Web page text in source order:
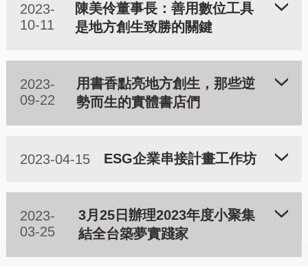
2023-
10-11
陳美伶董事長：善用數位工具
是地方創生致勝的關鍵
2023-
09-22
用書香點亮地方創生，那些逆
勢而生的實體書店們
2023-04-15 ESG企業串接計畫工作坊
2023-
03-25
3月25日辦理2023年度小聚集
結全台築夢實踐家